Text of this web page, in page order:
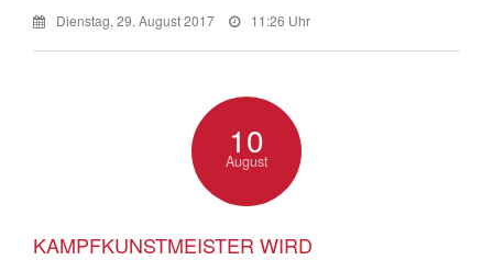
Dienstag, 29. August 2017 11:26 Uhr
10
August
KAMPFKUNSTMEISTER WIRD